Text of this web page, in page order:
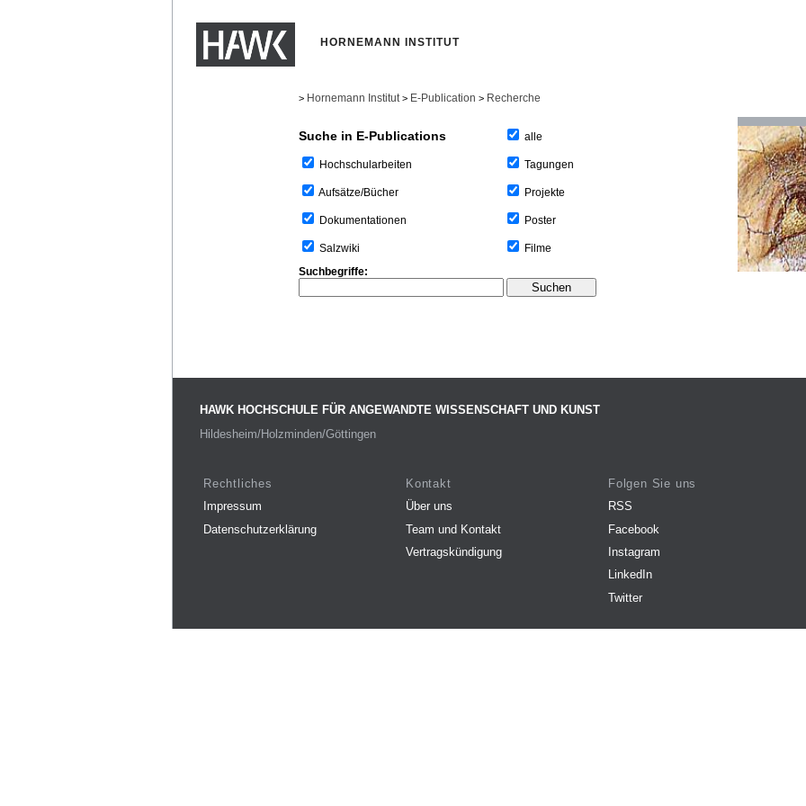
HORNEMANN INSTITUT
> Hornemann Institut > E-Publication > Recherche
Suche in E-Publications
Hochschularbeiten
Aufsätze/Bücher
Dokumentationen
Salzwiki
alle
Tagungen
Projekte
Poster
Filme
Suchbegriffe:
HAWK HOCHSCHULE FÜR ANGEWANDTE WISSENSCHAFT UND KUNST
Hildesheim/Holzminden/Göttingen
Rechtliches
Impressum
Datenschutzerklärung
Kontakt
Über uns
Team und Kontakt
Vertragskündigung
Folgen Sie uns
RSS
Facebook
Instagram
LinkedIn
Twitter